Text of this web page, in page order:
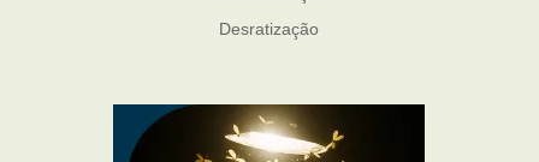
Desratização
Mosquito Mist
Mosquitos